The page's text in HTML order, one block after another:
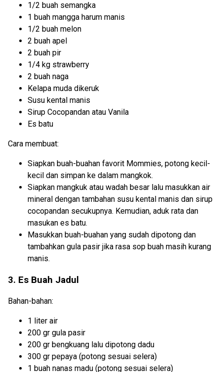
1/2 buah semangka
1 buah mangga harum manis
1/2 buah melon
2 buah apel
2 buah pir
1/4 kg strawberry
2 buah naga
Kelapa muda dikeruk
Susu kental manis
Sirup Cocopandan atau Vanila
Es batu
Cara membuat:
Siapkan buah-buahan favorit Mommies, potong kecil-
kecil dan simpan ke dalam mangkok.
Siapkan mangkuk atau wadah besar lalu masukkan air
mineral dengan tambahan susu kental manis dan sirup
cocopandan secukupnya. Kemudian, aduk rata dan
masukan es batu.
Masukkan buah-buahan yang sudah dipotong dan
tambahkan gula pasir jika rasa sop buah masih kurang
manis.
3. Es Buah Jadul
Bahan-bahan:
1 liter air
200 gr gula pasir
200 gr bengkuang lalu dipotong dadu
300 gr pepaya (potong sesuai selera)
1 buah nanas madu (potong sesuai selera)